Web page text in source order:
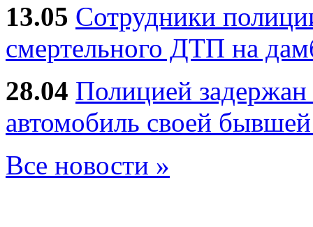
13.05 Сотрудники
смертельного ДТП на
28.04 Полицией
автомобиль своей
Все новости »